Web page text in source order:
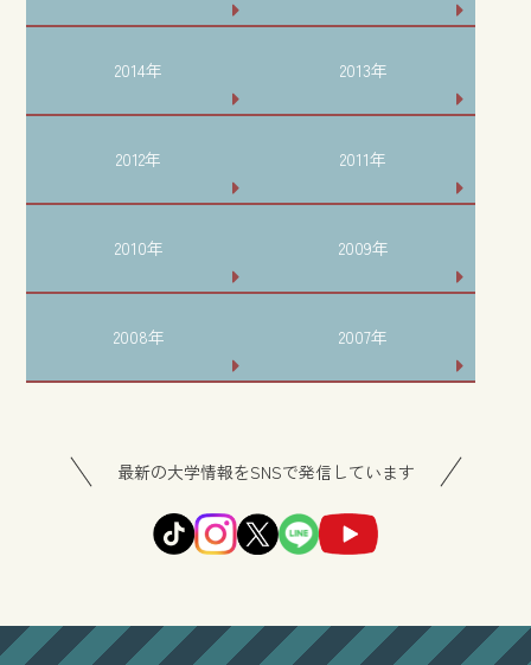
2014年 2013年
2012年 2011年
2010年 2009年
2008年 2007年
最新の大学情報をSNSで発信しています